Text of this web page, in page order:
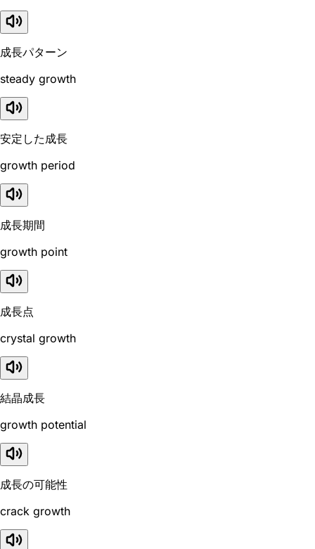
成長パターン
steady growth
安定した成長
growth period
成長期間
growth point
成長点
crystal growth
結晶成長
growth potential
成長の可能性
crack growth